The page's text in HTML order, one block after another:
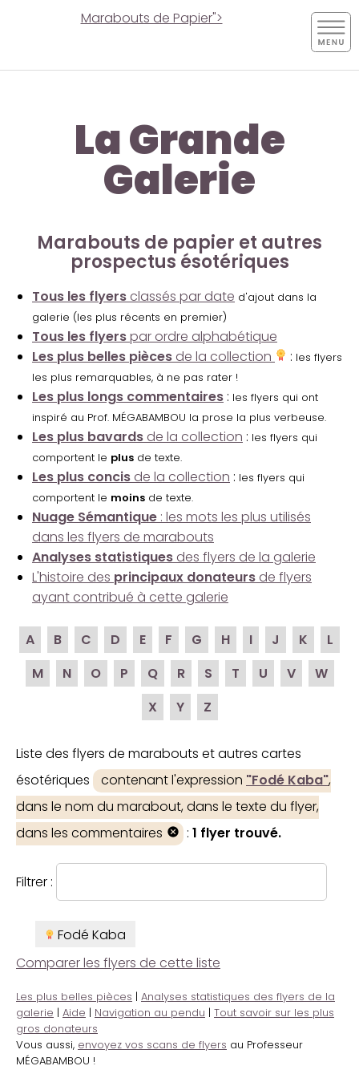
Marabouts de Papier">
La Grande
Galerie
Marabouts de papier et autres
prospectus ésotériques
Tous les flyers classés par date d'ajout dans la
galerie (les plus récents en premier)
Tous les flyerspar ordre alphabétique
Les plus belles pièces de la collection : les flyers
les plus remarquables, à ne pas rater !
Les plus longs commentaires : les flyers qui ont
inspiré au Prof. MÉGABAMBOU la prose la plus verbeuse.
Les plus bavards de la collection : les flyers qui
comportent le plus de texte.
Les plus concis de la collection : les flyers qui
comportent le moins de texte.
Nuage Sémantique : les mots les plus utilisés
dans les flyers de marabouts
Analyses statistiques des flyers de la galerie
L'histoire des principaux donateurs de flyers
ayant contribué à cette galerie
A B C D E F G H I J K
L
M
N O P Q R S T U V
W
X
Y Z
Liste des flyers de marabouts et autres cartes
ésotériques
contenant l'expression "Fodé Kaba",
dans le nom du marabout, dans le texte du flyer,
dans les commentaires
: 1 flyer trouvé.
Filtrer :
Fodé Kaba
Comparer les flyers de cette liste
Les plus belles pièces | Analyses statistiques des flyers de la
galerie | Aide | Navigation au pendu | Tout savoir sur les plus
gros donateurs
Vous aussi, envoyez vos scans de flyers au Professeur
MÉGABAMBOU !